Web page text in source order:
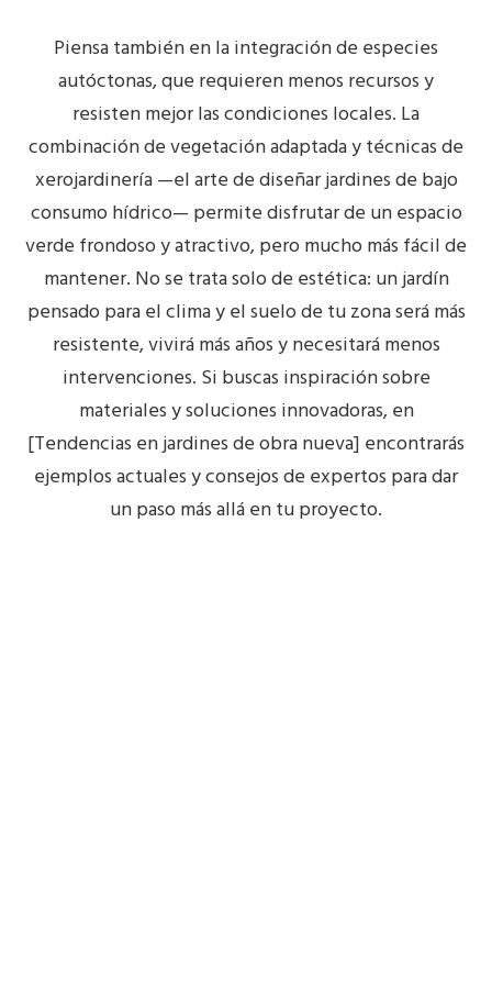
Piensa también en la integración de especies
autóctonas, que requieren menos recursos y
resisten mejor las condiciones locales. La
combinación devegetación adaptaday técnicas de
xerojardinería —el arte de diseñar jardines de bajo
consumo hídrico— permite disfrutar de un espacio
verde frondoso y atractivo, pero mucho más fácil de
mantener. No se trata solo de estética: un jardín
pensado para el clima y el suelo de tu zona será más
resistente, vivirá más años y necesitará menos
intervenciones. Si buscas inspiración sobre
materiales y soluciones innovadoras, en
[Tendencias en jardines de obra nueva] encontrarás
ejemplos actuales y consejos de expertos para dar
un paso más allá en tu proyecto.